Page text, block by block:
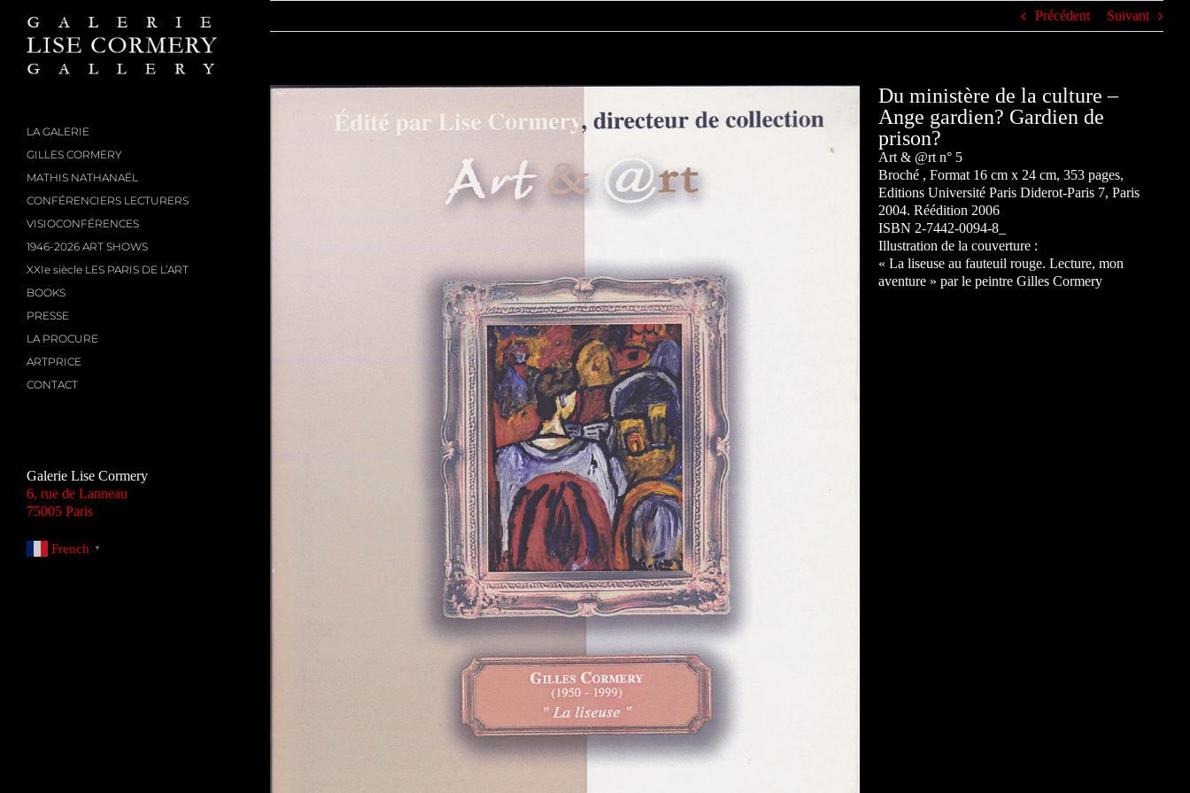
contenu
LA GALERIE
GILLES CORMERY
MATHIS NATHANAËL
CONFÉRENCIERS LECTURERS
VISIOCONFÉRENCES
1946-2026 ART SHOWS
XXIe siècle LES PARIS DE L’ART
BOOKS
PRESSE
LA PROCURE
ARTPRICE
CONTACT
Galerie Lise Cormery
6, rue de Lanneau
75005 Paris
French ▼
Précédent Suivant
Du ministère de la culture –
Ange gardien? Gardien de
prison?
Art & @rt n° 5
Broché , Format 16 cm x 24 cm, 353 pages,
Editions Université Paris Diderot-Paris 7, Paris
2004. Réédition 2006
ISBN 2-7442-0094-8_
Illustration de la couverture :
« La liseuse au fauteuil rouge. Lecture, mon
aventure » par le peintre Gilles Cormery